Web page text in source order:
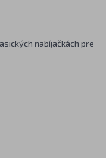
nabíjačkách pre